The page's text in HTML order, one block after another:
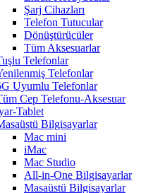
Şarj Cihazları
Telefon Tutucular
Dönüştürücüler
Tüm Aksesuarlar
Telefonlar
Telefonlar
Uyumlu Telefonlar
Cep Telefonu-Aksesuar
Tablet
Bilgisayarlar
Mac mini
iMac
Mac Studio
All-in-One Bilgisayarlar
Masaüstü Bilgisayarlar